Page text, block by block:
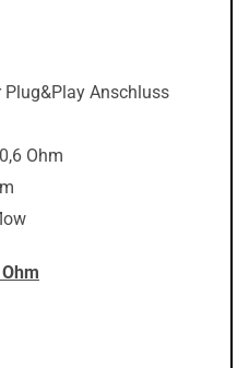
Anschluss
Ohm